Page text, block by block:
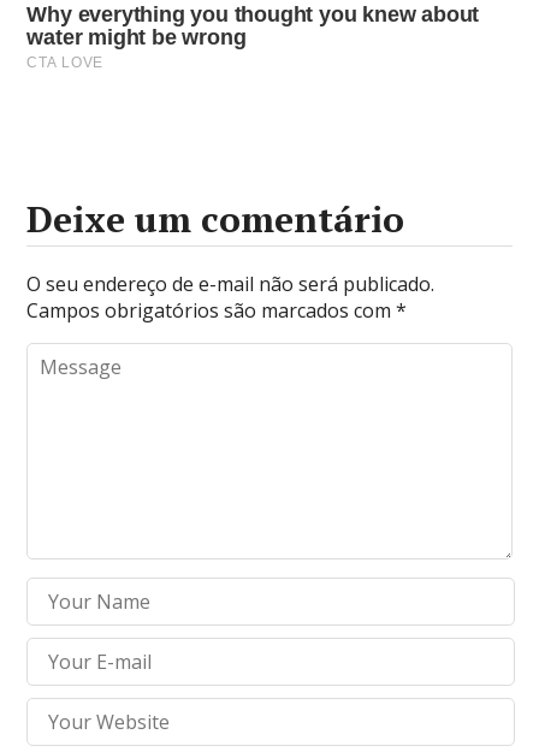
Deixe um comentário
O seu endereço de e-mail não será publicado.
Campos obrigatórios são marcados com*